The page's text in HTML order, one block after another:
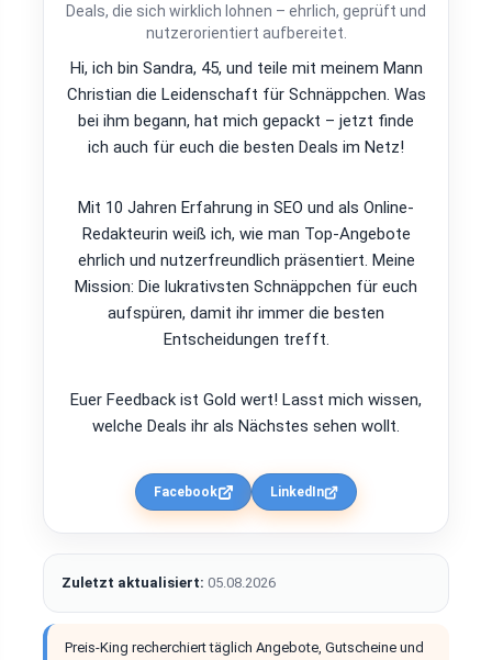
Deals, die sich wirklich lohnen – ehrlich, geprüft und
nutzerorientiert aufbereitet.
Hi, ich bin Sandra, 45, und teile mit meinem Mann
Christian die Leidenschaft für Schnäppchen. Was
bei ihm begann, hat mich gepackt – jetzt finde
ich auch für euch die besten Deals im Netz!
Mit 10 Jahren Erfahrung in SEO und als Online-
Redakteurin weiß ich, wie man Top-Angebote
ehrlich und nutzerfreundlich präsentiert. Meine
Mission: Die lukrativsten Schnäppchen für euch
aufspüren, damit ihr immer die besten
Entscheidungen trefft.
Euer Feedback ist Gold wert! Lasst mich wissen,
welche Deals ihr als Nächstes sehen wollt.
Facebook LinkedIn
Zuletzt aktualisiert: 05.08.2026
Preis-King recherchiert täglich Angebote, Gutscheine und